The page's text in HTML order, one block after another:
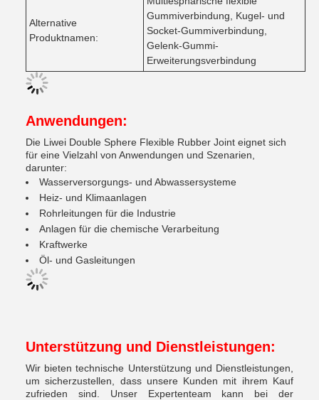
Alternative
Produktnamen:
Gummiverbindung, Kugel- und
Socket-Gummiverbindung,
Gelenk-Gummi-
Erweiterungsverbindung
Anwendungen:
Die Liwei Double Sphere Flexible Rubber Joint eignet sich
für eine Vielzahl von Anwendungen und Szenarien,
darunter:
Wasserversorgungs- und Abwassersysteme
Heiz- und Klimaanlagen
Rohrleitungen für die Industrie
Anlagen für die chemische Verarbeitung
Kraftwerke
Öl- und Gasleitungen
Unterstützung und Dienstleistungen:
Wir bieten technische Unterstützung und Dienstleistungen,
um sicherzustellen, dass unsere Kunden mit ihrem Kauf
zufrieden sind. Unser Expertenteam kann bei der